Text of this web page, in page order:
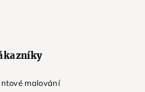
malování